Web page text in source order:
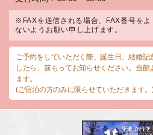
※FAXを送信される場合、FAX番号を
ないようお願い申し上げます。
ご予約をしていただく際、誕生日、結婚記
したら、前もってお知らせください。当館
ます。
(ご宿泊の方のみに限らせていただきます。